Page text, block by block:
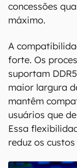
concessões
máximo.
A
forte. Os
suportam
maior largura
mantêm
usuários que
Essa
reduz os